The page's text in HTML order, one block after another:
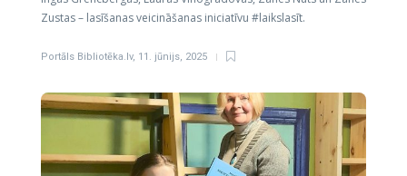
Zustas – lasīšanas veicināšanas iniciatīvu #laikslasīt.
Portāls Bibliotēka.lv, 11. jūnijs, 2025